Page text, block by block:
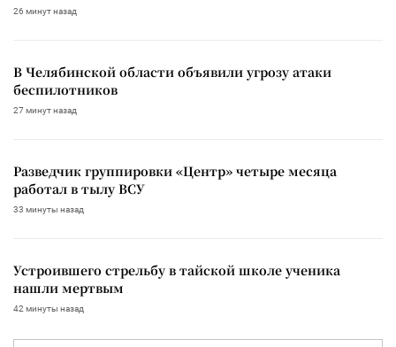
26 минут назад
В Челябинской области объявили угрозу атаки
беспилотников
27 минут назад
Разведчик группировки «Центр» четыре месяца
работал в тылу ВСУ
33 минуты назад
Устроившего стрельбу в тайской школе ученика
нашли мертвым
42 минуты назад